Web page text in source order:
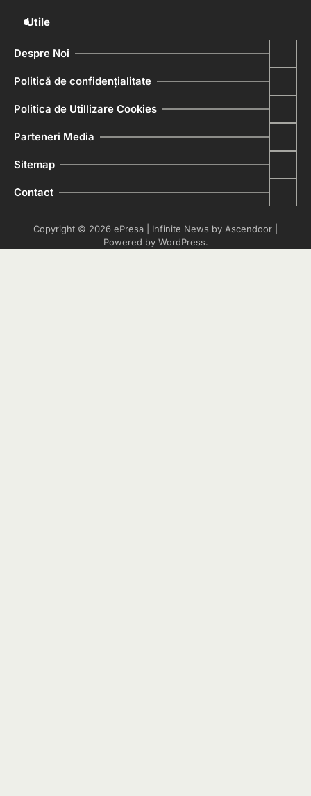
Utile
Despre Noi
Politică de confidențialitate
Politica de Utillizare Cookies
Parteneri Media
Sitemap
Contact
Copyright © 2026 ePresa | Infinite News by Ascendoor
Powered by WordPress.